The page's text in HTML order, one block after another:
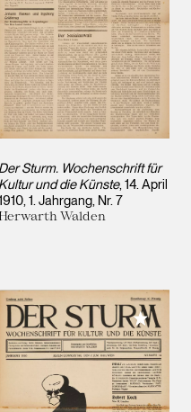
Der Sturm. Wochenschrift für
Kultur und die Künste, 14. April
1. Jahrgang, Nr. 7
Walden
hinzufügen Meiner